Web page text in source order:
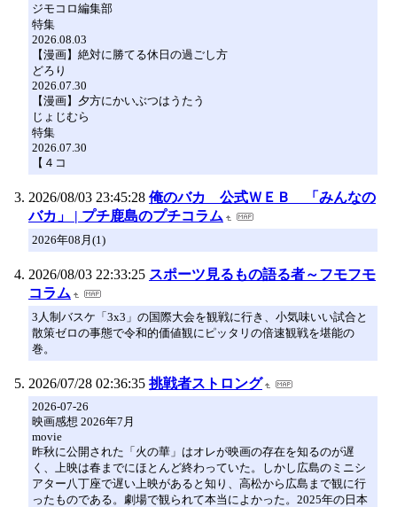
ジモコロ編集部
特集
2026.08.03
【漫画】絶対に勝てる休日の過ごし方
どろり
2026.07.30
【漫画】夕方にかいぶつはうたう
じょじむら
特集
2026.07.30
【４コ
2026/08/03 23:45:28 俺のバカ 公式ＷＥＢ 「みんなの
バカ」 | プチ鹿島のプチコラム
2026年08月(1)
2026/08/03 22:33:25 スポーツ見るもの語る者～フモフモ
コラム
3人制バスケ「3x3」の国際大会を観戦に行き、小気味いい試合と
散策ゼロの事態で令和的価値観にピッタリの倍速観戦を堪能の
巻。
2026/07/28 02:36:35 挑戦者ストロング
2026-07-26
映画感想 2026年7月
movie
昨秋に公開された「火の華」はオレが映画の存在を知るのが遅
く、上映は春までにほとんど終わっていた。しかし広島のミニシ
アター八丁座で遅い上映があると知り、高松から広島まで観に行
ったものである。劇場で観られて本当によかった。2025年の日本